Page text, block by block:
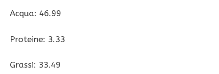
Acqua: 46.99
Proteine: 3.33
Grassi: 33.49